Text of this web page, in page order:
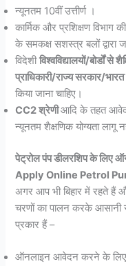
न्यूनतम 10वीं उत्तीर्ण ।
कार्मिक और प्रशिक्षण
के समकक्ष सशस्त्र बलों द्वारा
विदेशीविश्वविद्यालयों/बोर्डों से
प्राधिकारी/राज्य सरकार/
किया जाना चाहिए।
CC2 श्रेणीआदि के तहत
न्यूनतम शैक्षणिक योग्यता लागू
पेट्रोल पंप डीलरशिप के लिए
Apply Online Petrol
अगर आप भी बिहार में रहते हैं
चरणों का पालन करके
प्रकार हैं –
ऑनलाइन आवेदन करने के